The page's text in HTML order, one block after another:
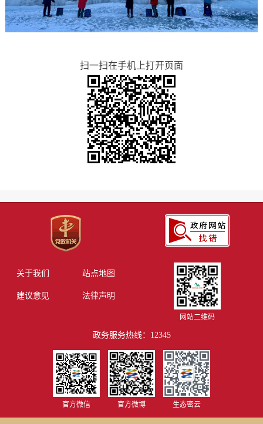
扫一扫在手机上打开页面
关于我们 站点地图
建议意见 法律声明
网站二维码
政务服务热线：12345
官方微信 官方微博 生态密云